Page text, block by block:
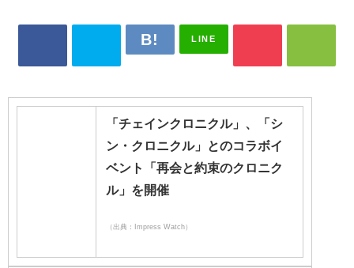
LINE
「チェインクロニクル」、「シ
ン・クロニクル」とのコラボイ
ベント「再会と約束のクロニク
ル」を開催
（出典：Impress Watch）